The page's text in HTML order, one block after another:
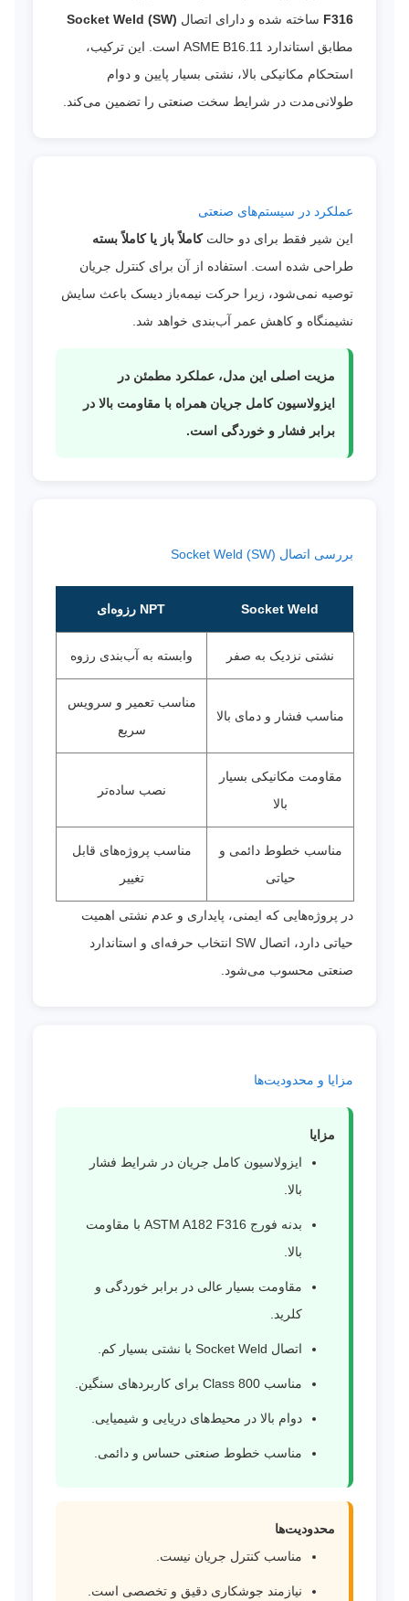
F316 ساخته شده و دارای اتصال Socket Weld (SW)
مطابق استاندارد ASME B16.11 است. این ترکیب،
استحکام مکانیکی بالا، نشتی بسیار پایین و دوام
طولانی‌مدت در شرایط سخت صنعتی را تضمین می‌کند.
عملکرد در سیستم‌های صنعتی
این شیر فقط برای دو حالتکاملاً باز یا کاملاً بسته
طراحی شده است. استفاده از آن برای کنترل جریان
توصیه نمی‌شود، زیرا حرکت نیمه‌باز دیسک باعث سایش
نشیمنگاه و کاهش عمر آب‌بندی خواهد شد.
مزیت اصلی این مدل، عملکرد مطمئن در
ایزولاسیون کامل جریان همراه با مقاومت بالا در
برابر فشار و خوردگی است.
بررسی اتصال Socket Weld (SW)
Socket Weld NPT رزوه‌ای
نشتی نزدیک به صفر وابسته به آب‌بندی رزوه
مناسب فشار و دمای بالا
مناسب تعمیر و سرویس
سریع
مقاومت مکانیکی بسیار
بالا
نصب ساده‌تر
مناسب خطوط دائمی و
حیاتی
مناسب پروژه‌های قابل
تغییر
در پروژه‌هایی که ایمنی، پایداری و عدم نشتی اهمیت
حیاتی دارد، اتصال SW انتخاب حرفه‌ای و استاندارد
صنعتی محسوب می‌شود.
مزایا و محدودیت‌ها
مزایا
ایزولاسیون کامل جریان در شرایط فشار
بالا.
بدنه فورج ASTM A182 F316 با مقاومت
بالا.
مقاومت بسیار عالی در برابر خوردگی و
کلرید.
اتصال Socket Weld با نشتی بسیار کم.
مناسب Class 800 برای کاربردهای سنگین.
دوام بالا در محیط‌های دریایی و شیمیایی.
مناسب خطوط صنعتی حساس و دائمی.
محدودیت‌ها
مناسب کنترل جریان نیست.
نیازمند جوشکاری دقیق و تخصصی است.